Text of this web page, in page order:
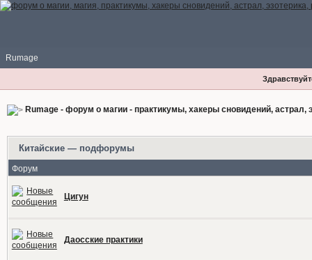
Rumage
Rumage - форум о магии - практикумы, хакеры сновидений, астрал,
Китайские — подфорумы
Форум
Цигун
Даосские практики